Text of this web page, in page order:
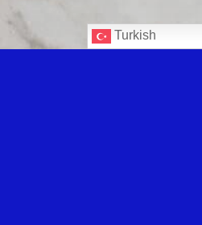
Turkish